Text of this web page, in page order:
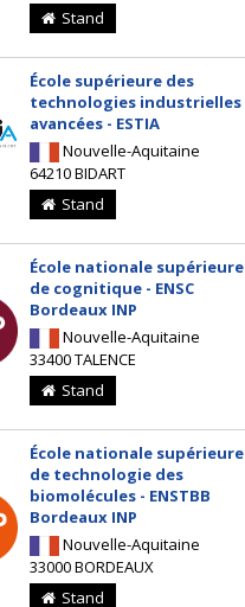
Stand
École supérieure des
technologies industrielles
avancées - ESTIA
Nouvelle-Aquitaine
64210 BIDART
Stand
École nationale supérieure
de cognitique - ENSC
Bordeaux INP
Nouvelle-Aquitaine
33400 TALENCE
Stand
École nationale supérieure
de technologie des
biomolécules - ENSTBB
Bordeaux INP
Nouvelle-Aquitaine
33000 BORDEAUX
Stand